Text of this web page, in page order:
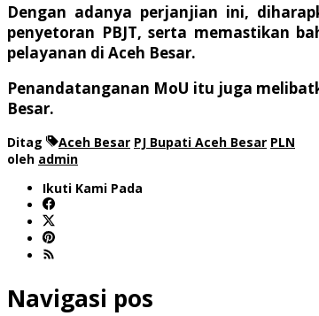
Dengan adanya perjanjian ini,
penyetoran PBJT, serta memastikan
pelayanan di Aceh Besar.
Penandatanganan MoU itu juga
Besar.
Ditag Aceh Besar PJ Bupati Aceh Besar PLN
oleh admin
Ikuti Kami Pada
Navigasi pos